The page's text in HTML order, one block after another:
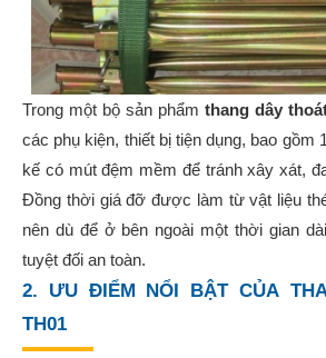
Trong một bộ sản phẩm thang dây
các phụ kiện, thiết bị tiện dụng, bao gồm
kế có mút đệm mềm để tránh xây xát,
Đồng thời giá đỡ được làm từ vật liệu
nên dù để ở bên ngoài một thời gian
tuyệt đối an toàn.
2. ƯU ĐIỂM NỔI BẬT CỦA
TH01